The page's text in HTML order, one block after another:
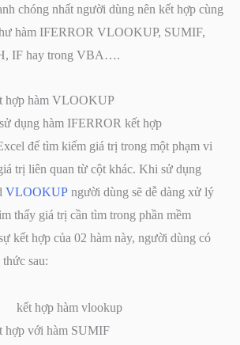
chóng nhất người dùng nên kết hợp cùng
hàm IFERROR VLOOKUP, SUMIF,
IF hay trong VBA….
hợp hàm VLOOKUP
dụng hàm IFERROR kết hợp
để tìm kiếm giá trị trong một phạm vi
trị liên quan từ cột khác. Khi sử dụng
VLOOKUP người dùng sẽ dễ dàng xử lý
thấy giá trị cần tìm trong phần mềm
kết hợp của 02 hàm này, người dùng có
sau:
hợp với hàm SUMIF